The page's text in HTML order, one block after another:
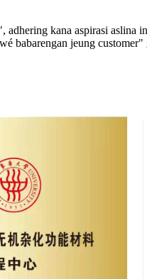
kana aspirasi
babarengan jeung